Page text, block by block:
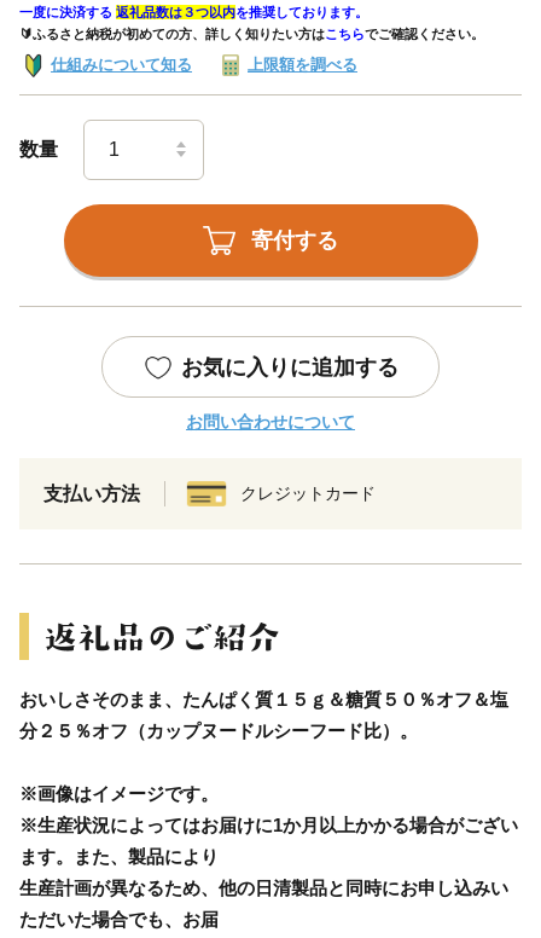
一度に決済する 返礼品数は３つ以内を推奨しております。
🔰ふるさと納税が初めての方、詳しく知りたい方はこちらでご確認ください。
仕組みについて知る 上限額を調べる
数量
寄付する
お気に入りに追加する
お問い合わせについて
支払い方法 クレジットカード
おいしさそのまま、たんぱく質１５ｇ＆糖質５０％オフ＆塩
分２５％オフ（カップヌードルシーフード比）。
※画像はイメージです。
※生産状況によってはお届けに1か月以上かかる場合がござい
ます。また、製品により
生産計画が異なるため、他の日清製品と同時にお申し込みい
ただいた場合でも、お届